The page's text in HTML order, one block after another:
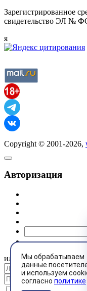
Мы обрабатываем
данные
и используем
согласно политике
Зарегистрированное
свидетельство ЭЛ №
я
Copyright © 2001-2026,
Авторизация
или